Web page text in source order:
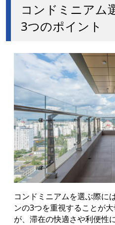
コンドミニアム
3つのポイント
コンドミニアムを選ぶ際に
ンの3つを重視することが
が、滞在の快適さや利便性